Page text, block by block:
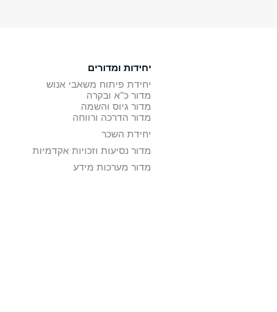
יחידות ומדורים
יחידת פיתוח משאבי אנוש
מדור כ"א ובקרה
מדור גיוס והשמה
מדור הדרכה ורווחה
יחידת השכר
מדור נסיעות וזכויות אקדמיות
מדור מערכות מידע